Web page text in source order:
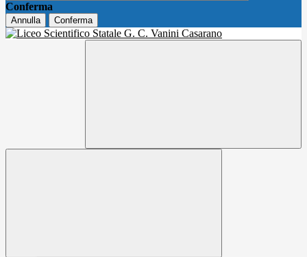
Conferma
Annulla Conferma